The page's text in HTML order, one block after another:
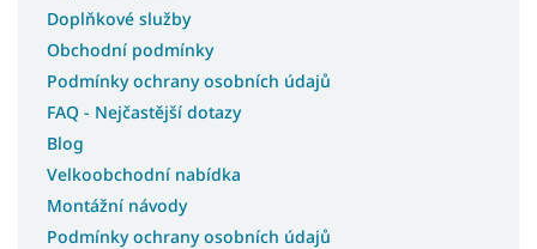
Doplňkové služby
Obchodní podmínky
Podmínky ochrany osobních údajů
FAQ - Nejčastější dotazy
Blog
Velkoobchodní nabídka
Montážní návody
Podmínky ochrany osobních údajů